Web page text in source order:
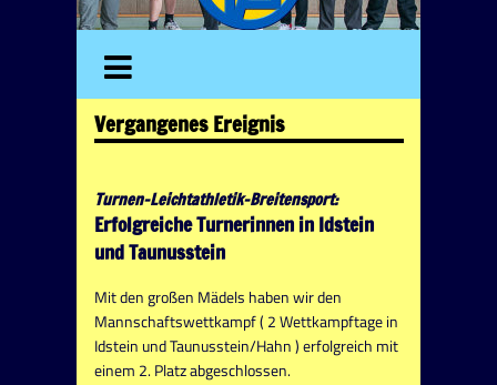
Vergangenes Ereignis
Turnen-Leichtathletik-Breitensport:
Erfolgreiche Turnerinnen in Idstein
und Taunusstein
Mit den großen Mädels haben wir den
Mannschaftswettkampf ( 2 Wettkampftage in
Idstein und Taunusstein/Hahn ) erfolgreich mit
einem 2. Platz abgeschlossen.